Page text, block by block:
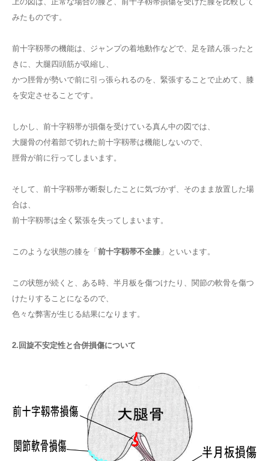
みたものです。
前十字靱帯の機能は、ジャンプの着地動作などで、足を踏ん張ったと
きに、大腿四頭筋が収縮し、
かつ脛骨が勢いで前に引っ張られるのを、緊張することで止めて、膝
を安定させることです。
しかし、前十字靱帯が損傷を受けている真ん中の図では、
大腿骨の付着部で切れた前十字靱帯は機能しないので、
脛骨が前に行ってしまいます。
そして、前十字靱帯が断裂したことに気づかず、そのまま放置した場
合は、
前十字靱帯は全く緊張を失ってしまいます。
このような状態の膝を「 前十字靱帯不全膝 」といいます。
この状態が続くと、ある時、半月板を傷つけたり、関節の軟骨を傷つ
けたりすることになるので、
色々な弊害が生じる結果になります。
2.回旋不安定性と合併損傷について